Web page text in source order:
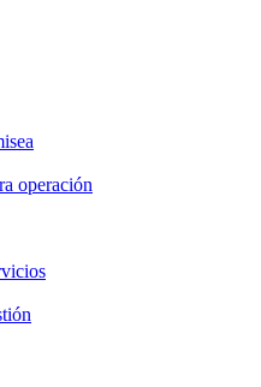
operación